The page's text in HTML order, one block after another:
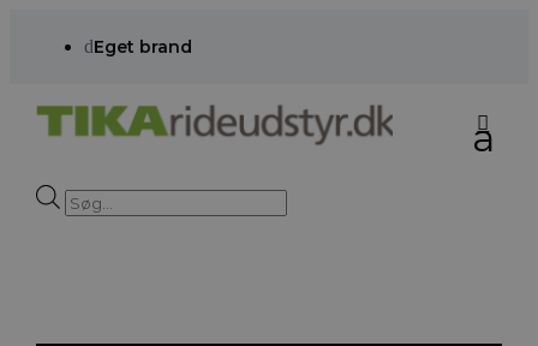
dEget brand
Products
search